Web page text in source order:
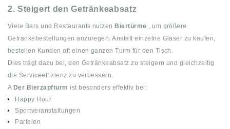
2. Steigert den Getränkeabsatz
Viele Bars und Restaurants nutzen Biertürme , um größere
Getränkebestellungen anzuregen. Anstatt einzelne Gläser zu kaufen,
bestellen Kunden oft einen ganzen Turm für den Tisch.
Dies trägt dazu bei, den Getränkeabsatz zu steigern und gleichzeitig
die Serviceeffizienz zu verbessern.
A Der Bierzapfturm ist besonders effektiv bei:
Happy Hour
Sportveranstaltungen
Parteien